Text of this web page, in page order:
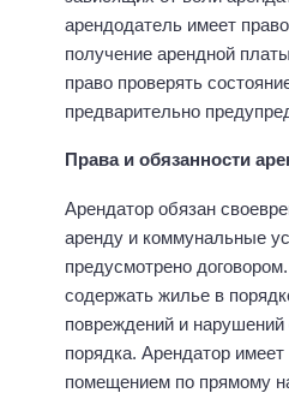
арендодатель имеет
получение арендной
право проверять
предварительно
Права и обязанности
Арендатор обязан
аренду и коммунальные
предусмотрено
содержать жилье в
повреждений и нарушений
порядка. Арендатор имеет
помещением по прямому